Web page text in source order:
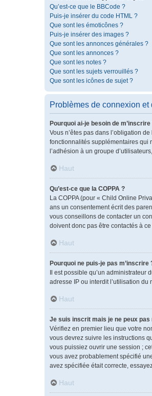
Qu’est-ce que le BBCode ?
Puis-je insérer du code HTML ?
Que sont les émoticônes ?
Puis-je insérer des images ?
Que sont les annonces générales ?
Que sont les annonces ?
Que sont les notes ?
Que sont les sujets verrouillés ?
Que sont les icônes de sujet ?
Problèmes de connexion et
Pourquoi ai-je besoin de m’inscrire
Vous n’êtes pas dans l’obligation
fonctionnalités supplémentaires qui
l’adhésion à un groupe
Haut
Qu’est-ce que la COPPA ?
La COPPA (pour « Child Online
ans un consentement écrit des
vous conseillons de contacter un
doivent donc pas être contactés à
Haut
Pourquoi ne puis-je pas m’inscrire
Il est possible qu’un
adresse IP ou interdit l’utilisation
Haut
Je suis inscrit mais je ne peux pas
Vérifiez en premier lieu que votre
vous devrez suivre les instructions
vous puissiez ouvrir une session ;
vous avez probablement spécifié
avez spécifiée était correcte,
Haut